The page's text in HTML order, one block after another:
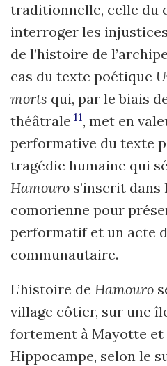
traditionnelle, celle du
interroger les
de l’histoire de
cas du texte poétique
morts qui, par le biais
théâtrale 11, met en
performative du texte
tragédie humaine qui
Hamouro s’inscrit dans
comorienne pour
performatif et un acte
communautaire.
L’histoire de Hamouro
village côtier, sur une
fortement à Mayotte et
Hippocampe, selon le